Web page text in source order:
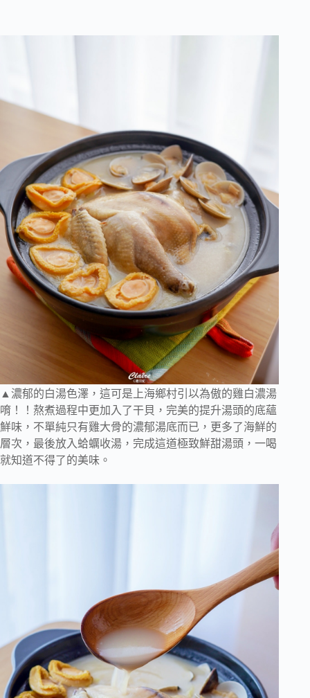
▲濃郁的白湯色澤，這可是上海鄉村引以為傲的雞白濃湯
唷！！熬煮過程中更加入了干貝，完美的提升湯頭的底蘊
鮮味，不單純只有雞大骨的濃郁湯底而已，更多了海鮮的
層次，最後放入蛤蠣收湯，完成這道極致鮮甜湯頭，一喝
就知道不得了的美味。